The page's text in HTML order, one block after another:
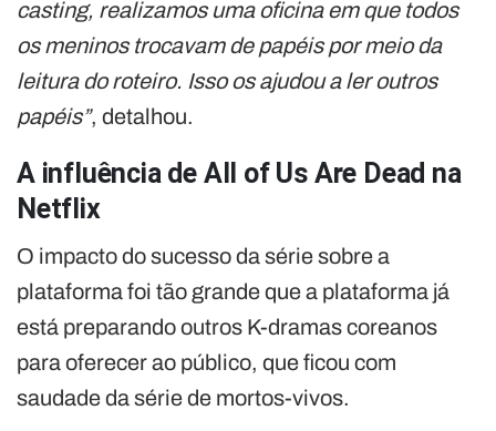
casting, realizamos uma oficina em que todos
os meninos trocavam de papéis por meio da
leitura do roteiro. Isso os ajudou a ler outros
papéis”, detalhou.
A influência de All of Us Are Dead na
Netflix
O impacto do sucesso da série sobre a
plataforma foi tão grande que a plataforma já
está preparando outros K-dramas coreanos
para oferecer ao público, que ficou com
saudade da série de mortos-vivos.